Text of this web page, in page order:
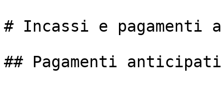
# Incassi e pagamenti
## Pagamenti anticipati